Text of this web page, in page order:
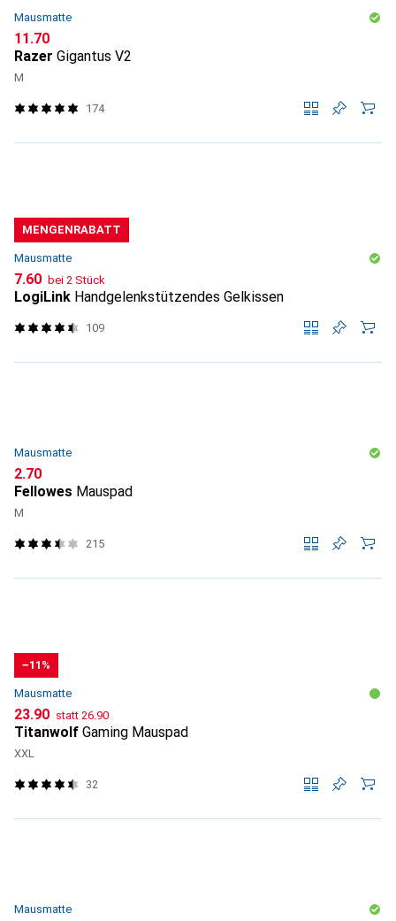
Mausmatte
CHF
11.70
Razer Gigantus V2
M
174
MENGENRABATT
Mausmatte
CHF
7.60 bei 2 Stück
LogiLink Handgelenkstützendes Gelkissen
109
Mausmatte
CHF
2.70
Fellowes Mauspad
M
215
−11%
Mausmatte
CHF
23.90 statt CHF
26.90
Titanwolf Gaming Mauspad
XXL
32
Mausmatte